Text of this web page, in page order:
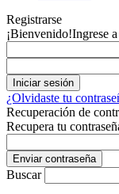
Registrarse
¡Bienvenido!Ingrese
¿Olvidaste tu
Recuperación de
Recupera tu
Buscar